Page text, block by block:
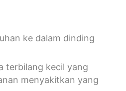
ke dalam dinding
terbilang kecil yang
menyakitkan yang